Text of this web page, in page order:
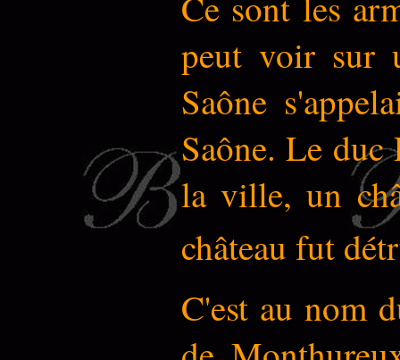
peut voir sur
Saône
Saône. Le duc
la ville, un
château fut
C'est au nom